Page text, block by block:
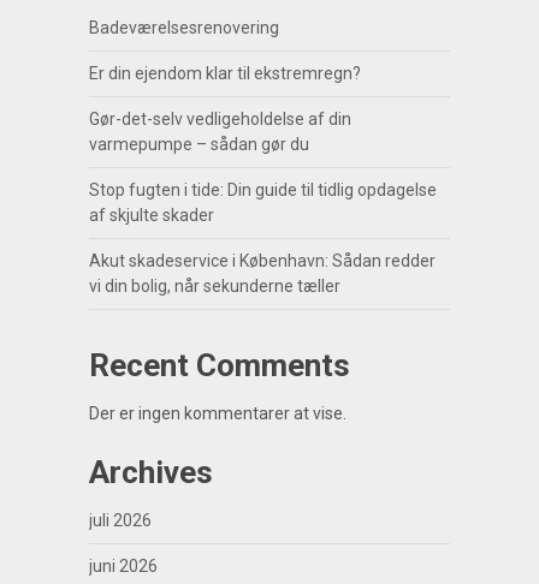
Badeværelsesrenovering
Er din ejendom klar til ekstremregn?
Gør-det-selv vedligeholdelse af din
varmepumpe – sådan gør du
Stop fugten i tide: Din guide til tidlig opdagelse
af skjulte skader
Akut skadeservice i København: Sådan redder
vi din bolig, når sekunderne tæller
Recent Comments
Der er ingen kommentarer at vise.
Archives
juli 2026
juni 2026